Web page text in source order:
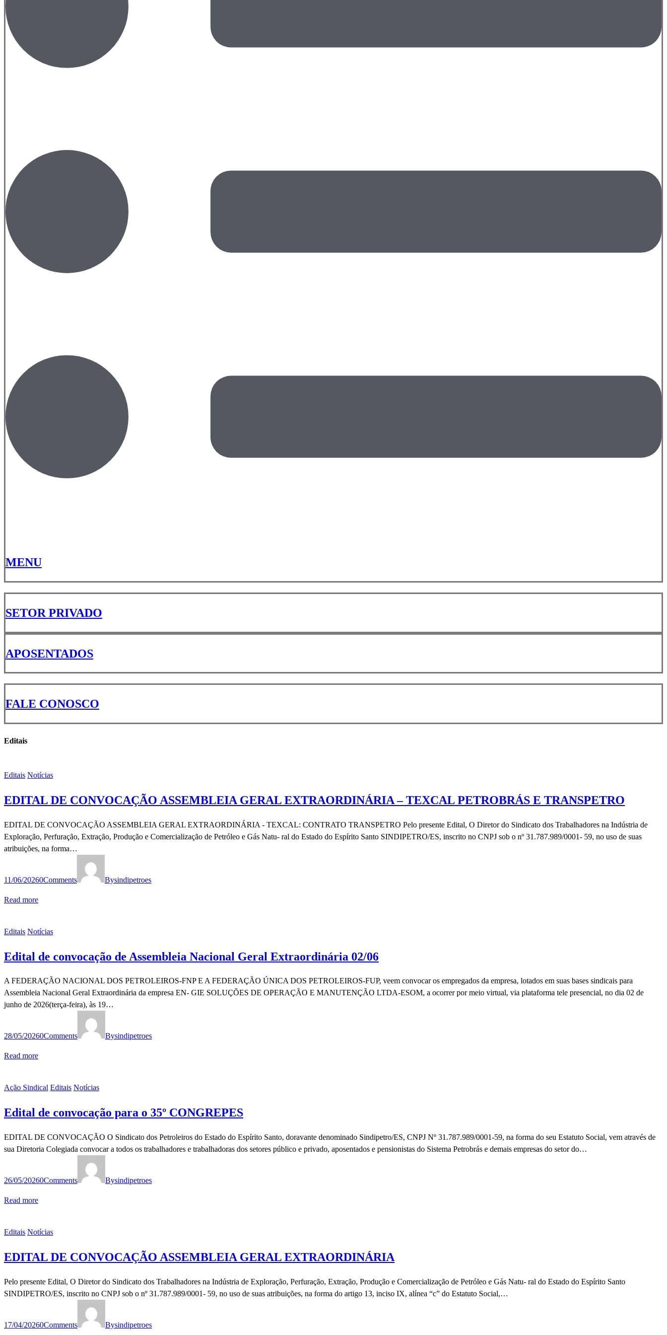
MENU
SETOR PRIVADO
APOSENTADOS
FALE CONOSCO
Editais
Editais Notícias
EDITAL DE CONVOCAÇÃO ASSEMBLEIA GERAL EXTRAORDINÁRIA – TEXCAL PETROBRÁS E TRANSPETRO
EDITAL DE CONVOCAÇÃO ASSEMBLEIA GERAL EXTRAORDINÁRIA - TEXCAL: CONTRATO TRANSPETRO Pelo presente Edital, O Diretor do Sindicato dos Trabalhadores na Indústria de
Exploração, Perfuração, Extração, Produção e Comercialização de Petróleo e Gás Natu- ral do Estado do Espírito Santo SINDIPETRO/ES, inscrito no CNPJ sob o nº 31.787.989/0001- 59, no uso de suas
atribuições, na forma…
11/06/20260Comments Bysindipetroes
Read more
Editais Notícias
Edital de convocação de Assembleia Nacional Geral Extraordinária 02/06
A FEDERAÇÃO NACIONAL DOS PETROLEIROS-FNP E A FEDERAÇÃO ÚNICA DOS PETROLEIROS-FUP, veem convocar os empregados da empresa, lotados em suas bases sindicais para
Assembleia Nacional Geral Extraordinária da empresa EN- GIE SOLUÇÕES DE OPERAÇÃO E MANUTENÇÃO LTDA-ESOM, a ocorrer por meio virtual, via plataforma tele presencial, no dia 02 de
junho de 2026(terça-feira), às 19…
28/05/20260Comments Bysindipetroes
Read more
Ação Sindical Editais Notícias
Edital de convocação para o 35º CONGREPES
EDITAL DE CONVOCAÇÃO O Sindicato dos Petroleiros do Estado do Espírito Santo, doravante denominado Sindipetro/ES, CNPJ Nº 31.787.989/0001-59, na forma do seu Estatuto Social, vem através de
sua Diretoria Colegiada convocar a todos os trabalhadores e trabalhadoras dos setores público e privado, aposentados e pensionistas do Sistema Petrobrás e demais empresas do setor do…
26/05/20260Comments Bysindipetroes
Read more
Editais Notícias
EDITAL DE CONVOCAÇÃO ASSEMBLEIA GERAL EXTRAORDINÁRIA
Pelo presente Edital, O Diretor do Sindicato dos Trabalhadores na Indústria de Exploração, Perfuração, Extração, Produção e Comercialização de Petróleo e Gás Natu- ral do Estado do Espírito Santo
SINDIPETRO/ES, inscrito no CNPJ sob o nº 31.787.989/0001- 59, no uso de suas atribuições, na forma do artigo 13, inciso IX, alínea “c” do Estatuto Social,…
17/04/20260Comments Bysindipetroes